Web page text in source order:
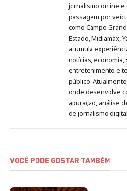
Pinterest
LinkedIn
jornalismo online e
passagem por
como Campo
Estado, Midiamax,
acumula
notícias, economia,
entretenimento e
público.
onde desenvolve
apuração, análise
de jornalismo
VOCÊ PODE GOSTAR TAMBÉM